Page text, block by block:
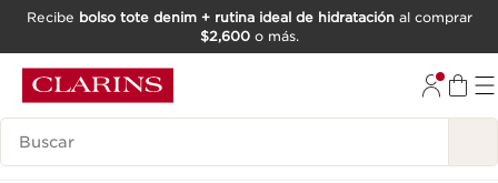
IR AL PIE DE PÁGINA
Recibe bolso tote denim + rutina ideal de hidrataciónal comprar
$2,600o más.
Buscar